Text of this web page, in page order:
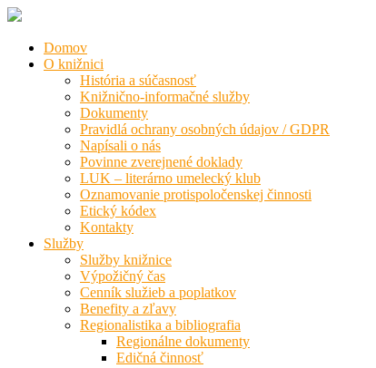
Domov
O knižnici
História a súčasnosť
Knižnično-informačné služby
Dokumenty
Pravidlá ochrany osobných údajov / GDPR
Napísali o nás
Povinne zverejnené doklady
LUK – literárno umelecký klub
Oznamovanie protispoločenskej činnosti
Etický kódex
Kontakty
Služby
Služby knižnice
Výpožičný čas
Cenník služieb a poplatkov
Benefity a zľavy
Regionalistika a bibliografia
Regionálne dokumenty
Edičná činnosť